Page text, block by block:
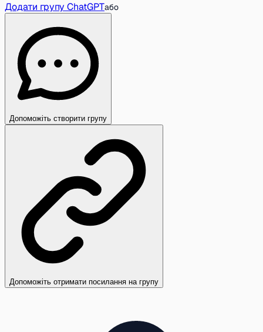
Додати групу ChatGPTабо
Допоможіть створити групу
Допоможіть отримати посилання на групу